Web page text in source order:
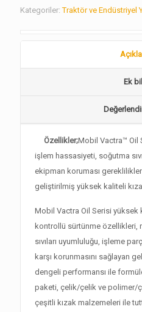
Kategoriler:Traktör ve Endüstriyel
Ek
Özellikler;Mobil Vactra™ Oil
işlem hassasiyeti, soğutma
ekipman koruması
geliştirilmiş yüksek kaliteli
Mobil Vactra Oil Serisi yüksek
kontrollü sürtünme özellikleri,
sıvıları uyumluluğu, işleme
karşı korunmasını sağlayan
dengeli performansı ile
paketi, çelik/çelik ve polimer/
çeşitli kızak malzemeleri ile